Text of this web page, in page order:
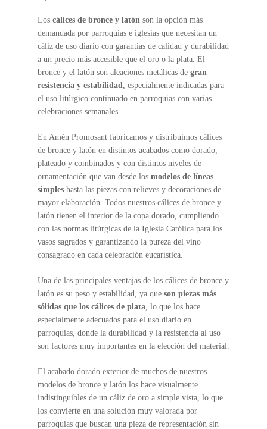
Los cálices de bronce y latón son la opción más
demandada por parroquias e iglesias que necesitan un
cáliz de uso diario con garantías de calidad y durabilidad
a un precio más accesible que el oro o la plata. El
bronce y el latón son aleaciones metálicas de gran
resistencia y estabilidad, especialmente indicadas para
el uso litúrgico continuado en parroquias con varias
celebraciones semanales.
En Amén Promosant fabricamos y distribuimos cálices
de bronce y latón en distintos acabados como dorado,
plateado y combinados y con distintos niveles de
ornamentación que van desde los modelos de líneas
simples hasta las piezas con relieves y decoraciones de
mayor elaboración. Todos nuestros cálices de bronce y
latón tienen el interior de la copa dorado, cumpliendo
con las normas litúrgicas de la Iglesia Católica para los
vasos sagrados y garantizando la pureza del vino
consagrado en cada celebración eucarística.
Una de las principales ventajas de los cálices de bronce y
latón es su peso y estabilidad, ya que son piezas más
sólidas que los cálices de plata, lo que los hace
especialmente adecuados para el uso diario en
parroquias, donde la durabilidad y la resistencia al uso
son factores muy importantes en la elección del material.
El acabado dorado exterior de muchos de nuestros
modelos de bronce y latón los hace visualmente
indistinguibles de un cáliz de oro a simple vista, lo que
los convierte en una solución muy valorada por
parroquias que buscan una pieza de representación sin